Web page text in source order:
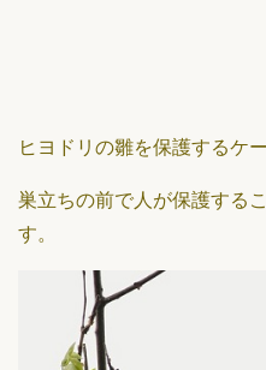
ヒヨドリの雛を保護するケ
巣立ちの前で人が保護する
す。